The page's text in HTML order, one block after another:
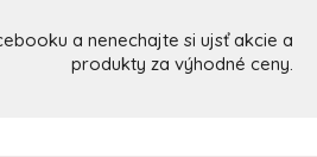
a nenechajte si ujsť akcie a
produkty za výhodné ceny.